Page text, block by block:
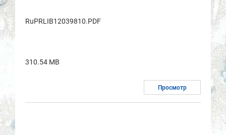
RuPRLIB12039810.PDF
310.54 MB
Просмотр